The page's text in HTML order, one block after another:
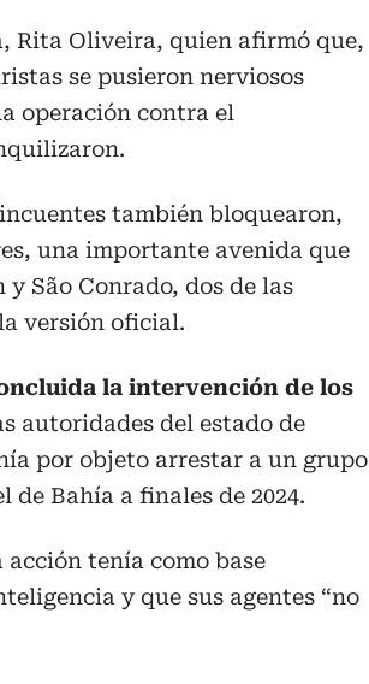
Rita Oliveira, quien afirmó que,
se pusieron nerviosos
operación contra el
también bloquearon,
una importante avenida que
São Conrado, dos de las
versión oficial.
la intervención de los
autoridades del estado de
por objeto arrestar a un grupo
de Bahía a finales de 2024.
tenía como base
y que sus agentes “no